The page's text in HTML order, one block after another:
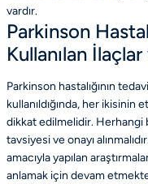
vardır.
Parkinson
Kullanılan
Parkinson hastalığının
kullanıldığında, her
dikkat edilmelidir. Herhangi
tavsiyesi ve onayı
amacıyla yapılan
anlamak için devam